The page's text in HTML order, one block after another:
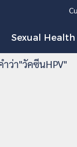
Sexual Health
ว่า"วัคซีนHPV"